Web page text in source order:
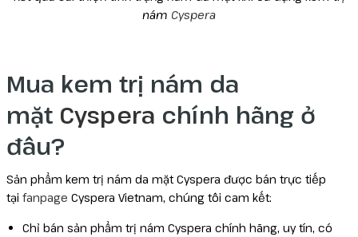
nám Cyspera
Mua kem trị nám da
mặt Cyspera chính hãng ở
đâu?
Sản phẩm kem trị nám da mặt Cyspera được bán trực tiếp
tại fanpage Cyspera Vietnam, chúng tôi cam kết:
Chỉ bán sản phẩm trị nám Cyspera chính hãng, uy tín, có